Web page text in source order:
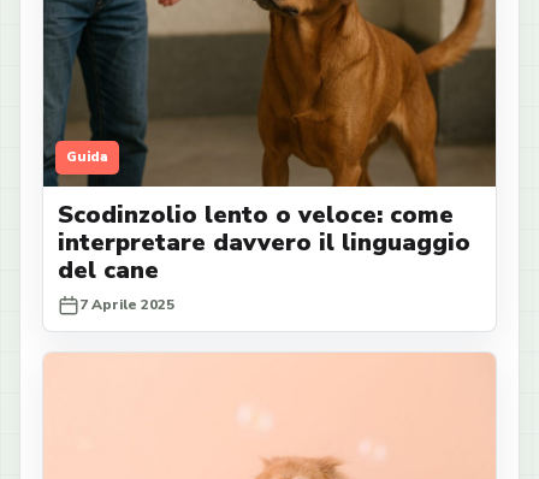
Guida
Scodinzolio lento o veloce: come
interpretare davvero il linguaggio
del cane
7 Aprile 2025